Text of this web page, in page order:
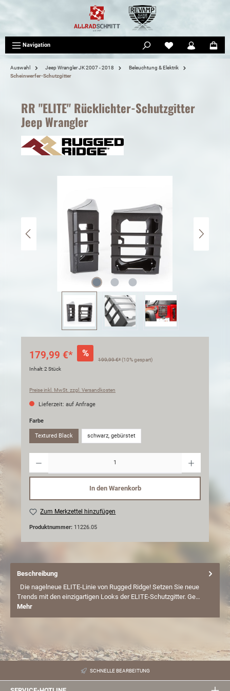
Navigation
Auswahl Jeep Wrangler JK 2007 - 2018
Beleuchtung & Elektrik
Scheinwerfer-Schutzgitter
RR "ELITE" Rücklichter-Schutzgitter
Jeep Wrangler
179,99 €* %
199,99 €*(10% gespart)
Inhalt:2 Stück
Preise inkl. MwSt. zzgl. Versandkosten
Lieferzeit: auf Anfrage
Farbe
Textured Black schwarz, gebürstet
In den Warenkorb
Zum Merkzettel hinzufügen
Produktnummer: 11226.05
Beschreibung
Die nagelneue ELITE-Linie von Rugged Ridge! Setzen Sie neue
Trends mit den einzigartigen Looks der ELITE-Schutzgitter. Ge…
Mehr
SCHNELLE BEARBEITUNG